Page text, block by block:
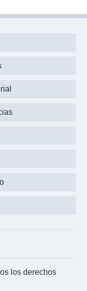
los derechos